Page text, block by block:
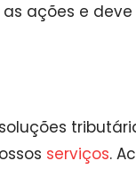
ações e
serviços.